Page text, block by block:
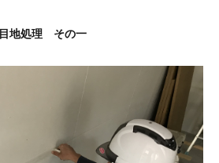
目地処理 その一